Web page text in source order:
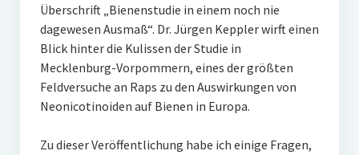
Überschrift „Bienenstudie in einem noch nie
dagewesen Ausmaß“. Dr. Jürgen Keppler wirft einen
Blick hinter die Kulissen der Studie in
Mecklenburg-Vorpommern, eines der größten
Feldversuche an Raps zu den Auswirkungen von
Neonicotinoiden auf Bienen in Europa.
Zu dieser Veröffentlichung habe ich einige Fragen,